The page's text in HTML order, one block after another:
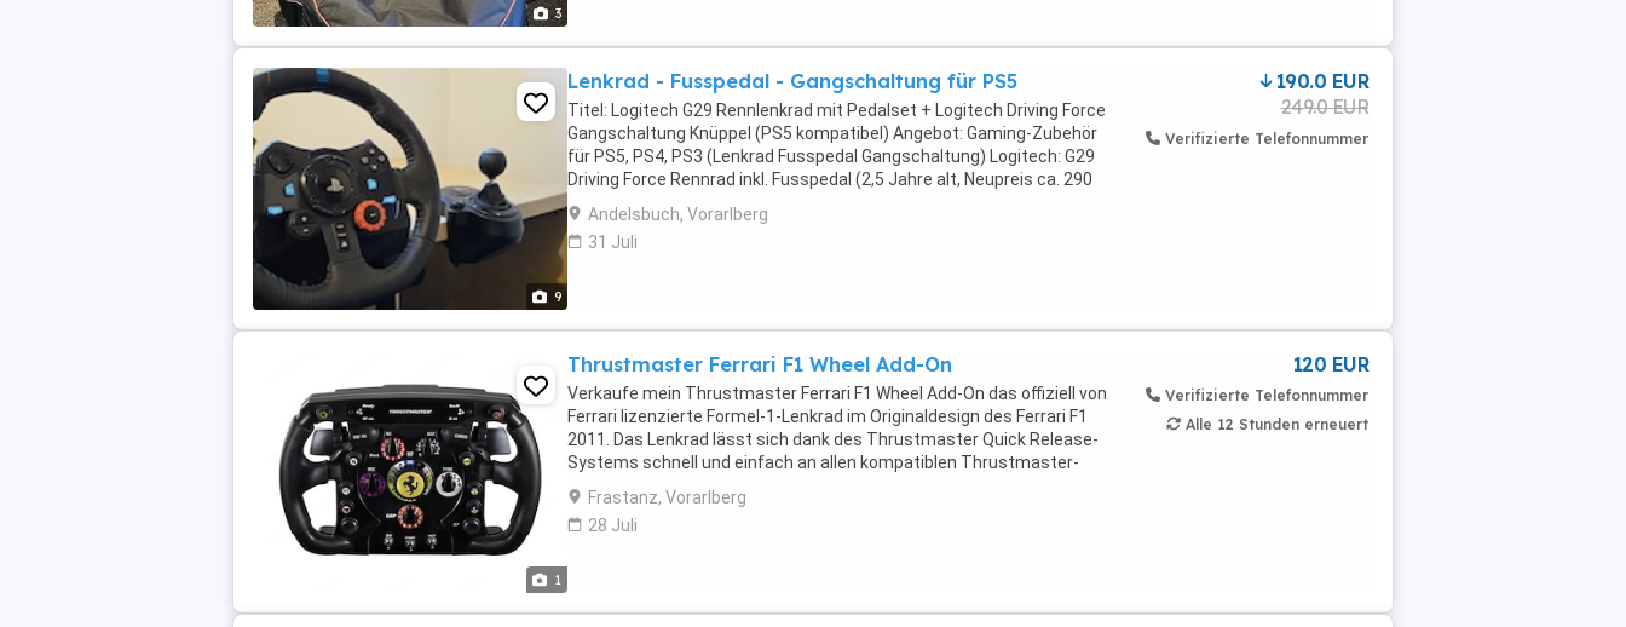
3
9
Lenkrad - Fusspedal - Gangschaltung für PS5
Titel: Logitech G29 Rennlenkrad mit Pedalset + Logitech Driving Force
Gangschaltung Knüppel (PS5 kompatibel) Angebot: Gaming-Zubehör
für PS5, PS4, PS3 (Lenkrad Fusspedal Gangschaltung) Logitech: G29
Driving Force Rennrad inkl. Fusspedal (2,5 Jahre alt, Neupreis ca. 290
EUR) zusätzlich: Logitech Driving ...
Andelsbuch, Vorarlberg
31 Juli
190.0 EUR
249.0 EUR
Verifizierte Telefonnummer
1
Thrustmaster Ferrari F1 Wheel Add-On
Verkaufe mein Thrustmaster Ferrari F1 Wheel Add-On das offiziell von
Ferrari lizenzierte Formel-1-Lenkrad im Originaldesign des Ferrari F1
2011. Das Lenkrad lässt sich dank des Thrustmaster Quick Release-
Systems schnell und einfach an allen kompatiblen Thrustmaster-
Rennlenkrad-Basen montieren. Ideal ...
Frastanz, Vorarlberg
28 Juli
120 EUR
Verifizierte Telefonnummer
Alle 12 Stunden erneuert